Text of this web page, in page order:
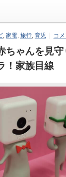
, 家電, 旅行, 育児 コメ
ちゃんを見守
！家族目線